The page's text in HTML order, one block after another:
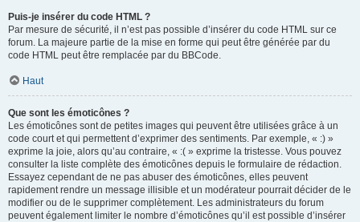
Puis-je insérer du code HTML ?
Par mesure de sécurité, il n’est pas possible d’insérer du code HTML sur ce
forum. La majeure partie de la mise en forme qui peut être générée par du
code HTML peut être remplacée par du BBCode.
Haut
Que sont les émoticônes ?
Les émoticônes sont de petites images qui peuvent être utilisées grâce à un
code court et qui permettent d’exprimer des sentiments. Par exemple, « :) »
exprime la joie, alors qu’au contraire, « :( » exprime la tristesse. Vous pouvez
consulter la liste complète des émoticônes depuis le formulaire de rédaction.
Essayez cependant de ne pas abuser des émoticônes, elles peuvent
rapidement rendre un message illisible et un modérateur pourrait décider de le
modifier ou de le supprimer complètement. Les administrateurs du forum
peuvent également limiter le nombre d’émoticônes qu’il est possible d’insérer